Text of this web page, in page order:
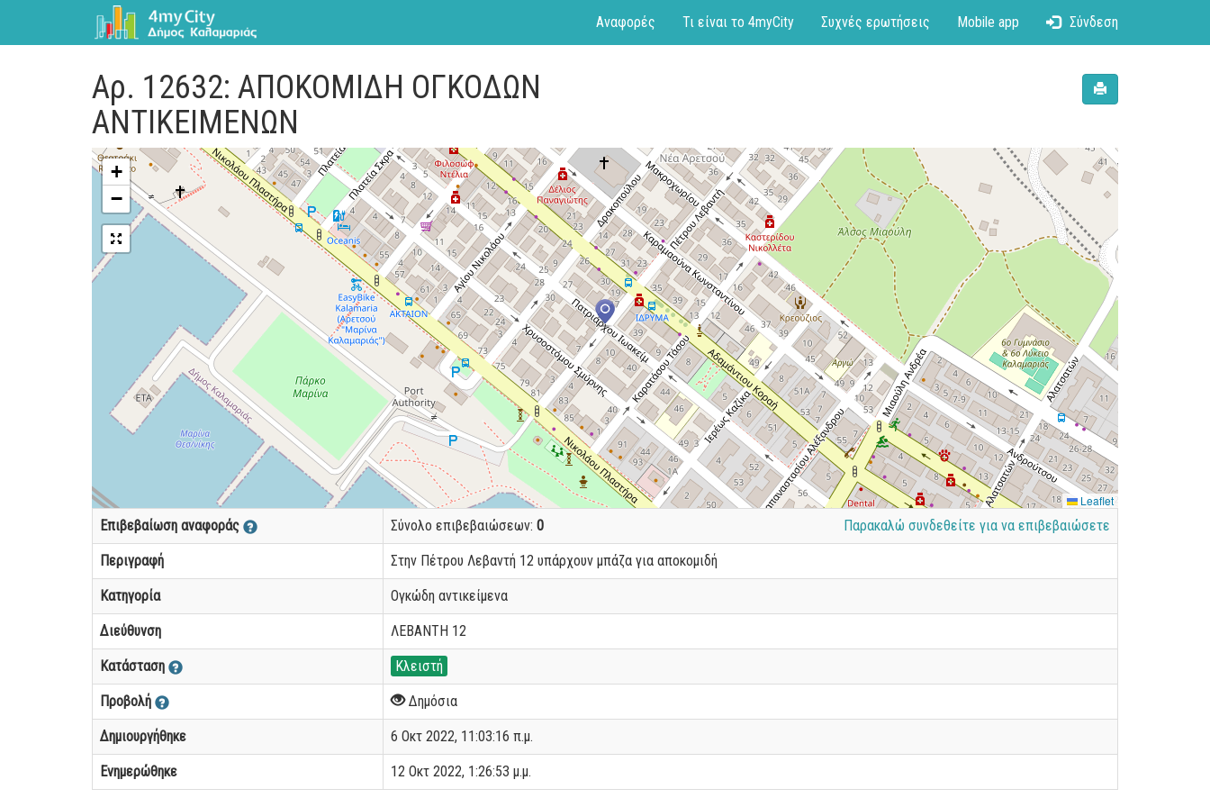
Αναφορές Τι είναι το 4myCity Συχνές ερωτήσεις Mobile app Σύνδεση
Αρ. 12632: ΑΠΟΚΟΜΙΔΗ ΟΓΚΟΔΩΝ
ΑΝΤΙΚΕΙΜΕΝΩΝ
+
−
Leaflet
Επιβεβαίωση αναφοράς Σύνολο επιβεβαιώσεων: 0 Παρακαλώ συνδεθείτε για να επιβεβαιώσετε
Περιγραφή Στην Πέτρου Λεβαντή 12 υπάρχουν μπάζα για αποκομιδή
Κατηγορία Ογκώδη αντικείμενα
Διεύθυνση ΛΕΒΑΝΤΗ 12
Κατάσταση Κλειστή
Προβολή Δημόσια
Δημιουργήθηκε 6 Οκτ 2022, 11:03:16 π.μ.
Ενημερώθηκε 12 Οκτ 2022, 1:26:53 μ.μ.